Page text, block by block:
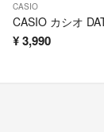
CASIO
¥3,990